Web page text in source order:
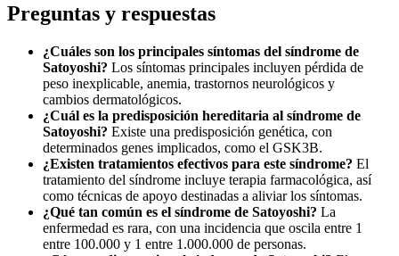
Preguntas y respuestas
¿Cuáles son los principales síntomas del síndrome de
Satoyoshi? Los síntomas principales incluyen pérdida de
peso inexplicable, anemia, trastornos neurológicos y
cambios dermatológicos.
¿Cuál es la predisposición hereditaria al síndrome de
Satoyoshi? Existe una predisposición genética, con
determinados genes implicados, como el GSK3B.
¿Existen tratamientos efectivos para este síndrome? El
tratamiento del síndrome incluye terapia farmacológica, así
como técnicas de apoyo destinadas a aliviar los síntomas.
¿Qué tan común es el síndrome de Satoyoshi? La
enfermedad es rara, con una incidencia que oscila entre 1
entre 100.000 y 1 entre 1.000.000 de personas.